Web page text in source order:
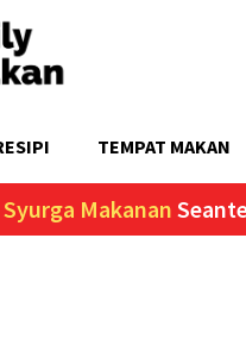
TEMPAT MAKAN
Makanan